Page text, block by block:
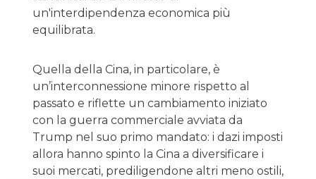
un'interdipendenza economica più
equilibrata.
Quella della Cina, in particolare, è
un’interconnessione minore rispetto al
passato e riflette un cambiamento iniziato
con la guerra commerciale avviata da
Trump nel suo primo mandato: i dazi imposti
allora hanno spinto la Cina a diversificare i
suoi mercati, prediligendone altri meno ostili,